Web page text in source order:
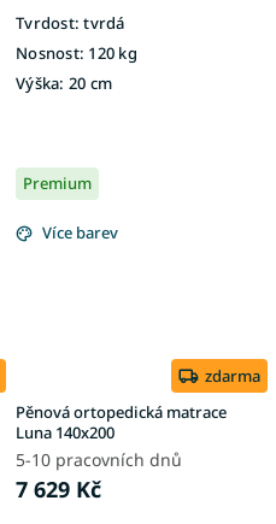
Tvrdost: tvrdá
Nosnost: 120 kg
Výška: 20 cm
Premium
Více barev
zdarma
Pěnová ortopedická matrace
Luna 140x200
5-10 pracovních dnů
7 629 Kč